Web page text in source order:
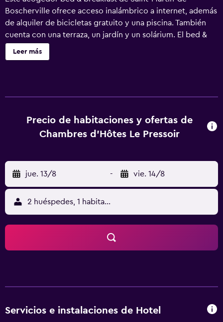
Boscherville ofrece acceso inalámbrico a internet, además
de alquiler de bicicletas gratuito y una piscina. También
cuenta con una terraza, un jardín y un solárium. El bed &
breakfast ofrece habitaciones decoradas individualmente
con un secador de pelo, además de todas las
Business School y Gustave Flaubert Bridge están apenas a
un breve trayecto conduciendo del bed & breakfast.
Leer más
Precio de habitaciones y ofertas de
Chambres d'Hôtes Le Pressoir
jue. 13/8 - vie. 14/8
2 huéspedes, 1 habitación
Servicios e instalaciones de Hotel